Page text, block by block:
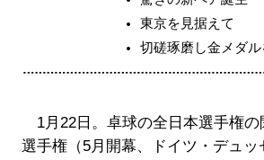
東京を見据えて
切磋琢磨し金メダル
1月22日。卓球の全日本選手権の
選手権（5月開幕、ドイツ・デュ